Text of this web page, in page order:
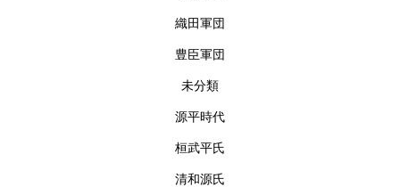
織田軍団
豊臣軍団
未分類
源平時代
桓武平氏
清和源氏